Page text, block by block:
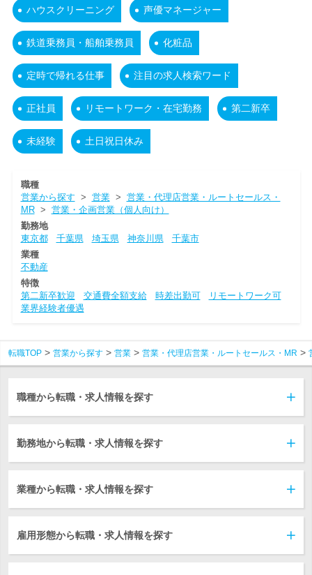
ハウスクリーニング 声優マネージャー
鉄道乗務員・船舶乗務員 化粧品
定時で帰れる仕事 注目の求人検索ワード
正社員 リモートワーク・在宅勤務 第二新卒
未経験 土日祝日休み
職種
営業から探す > 営業> 営業・代理店営業・ルートセールス・
MR> 営業・企画営業（個人向け）
勤務地
東京都
千葉県 埼玉県 神奈川県
千葉市
業種
不動産
特徴
第二新卒歓迎
交通費全額支給 時差出勤可
リモートワーク可
業界経験者優遇
転職TOP 営業から探す 営業 営業・代理店営業・ルートセールス・MR
職種から転職・求人情報を探す
勤務地から転職・求人情報を探す
業種から転職・求人情報を探す
雇用形態から転職・求人情報を探す